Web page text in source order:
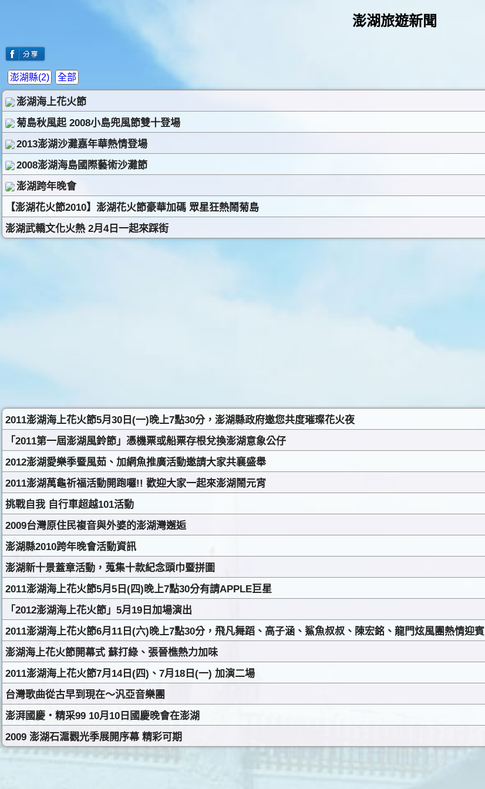
澎湖旅遊新聞
全部
澎湖縣(2)
澎湖海上花火節
菊島秋風起 2008小島兜風節雙十登場
2013澎湖沙灘嘉年華熱情登場
2008澎湖海島國際藝術沙灘節
澎湖跨年晚會
【澎湖花火節2010】澎湖花火節豪華加碼 眾星狂熱鬧菊島
澎湖武轎文化火熱 2月4日一起來踩街
2011澎湖海上花火節5月30日(一)晚上7點30分，澎湖縣政府邀您共度璀璨花火夜
「2011第一屆澎湖風鈴節」憑機票或船票存根兌換澎湖意象公仔
2012澎湖愛樂季暨風茹、加網魚推廣活動邀請大家共襄盛舉
2011澎湖萬龜祈福活動開跑囉!! 歡迎大家一起來澎湖鬧元宵
挑戰自我 自行車超越101活動
2009台灣原住民複音與外婆的澎湖灣邂逅
澎湖縣2010跨年晚會活動資訊
澎湖新十景蓋章活動，蒐集十款紀念頭巾暨拼圖
2011澎湖海上花火節5月5日(四)晚上7點30分有請APPLE巨星
「2012澎湖海上花火節」5月19日加場演出
2011澎湖海上花火節6月11日(六)晚上7點30分，飛凡舞蹈、高子涵、鯊魚叔叔、陳宏銘、龍門炫風團熱情迎賓
澎湖海上花火節開幕式 蘇打綠、張晉樵熱力加味
2011澎湖海上花火節7月14日(四)、7月18日(一) 加演二場
台灣歌曲從古早到現在～汎亞音樂團
澎湃國慶‧精采99 10月10日國慶晚會在澎湖
2009 澎湖石滬觀光季展開序幕 精彩可期